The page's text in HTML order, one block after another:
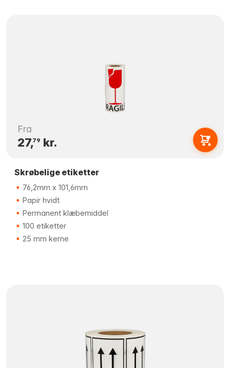
Fra
27,79 kr.
Skrøbelige etiketter
76,2mm x 101,6mm
Papir hvidt
Permanent klæbemiddel
100 etiketter
25 mm kerne